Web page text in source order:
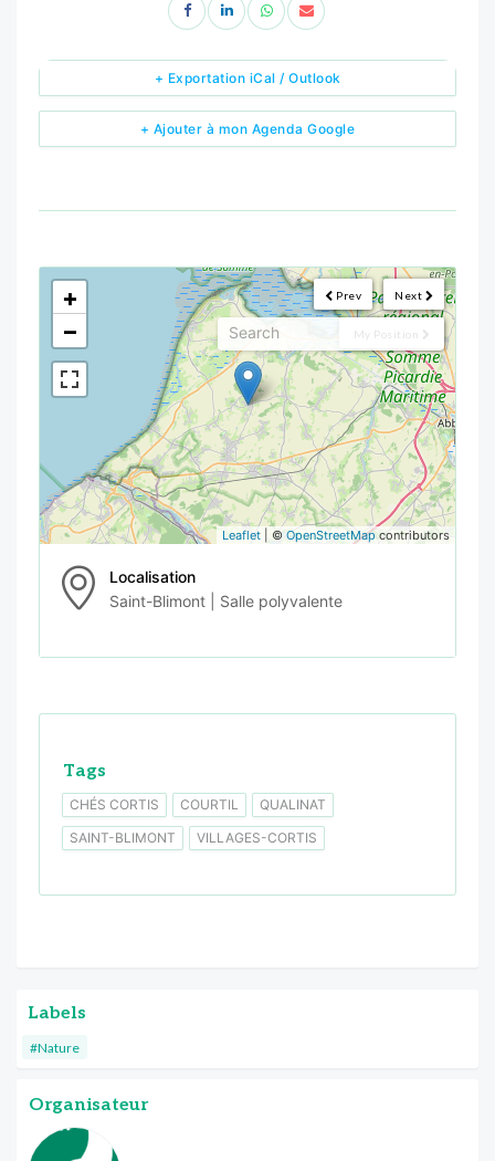
+ Ajouter à mon Agenda Google
+ Exportation iCal / Outlook
Next
Prev
My Position
<!---->
+
−
Leaflet | © OpenStreetMap contributors
Localisation
Saint-Blimont | Salle polyvalente
Tags
CHÉS CORTIS COURTIL
QUALINAT
SAINT-BLIMONT
VILLAGES-CORTIS
Labels
#Nature
Organisateur